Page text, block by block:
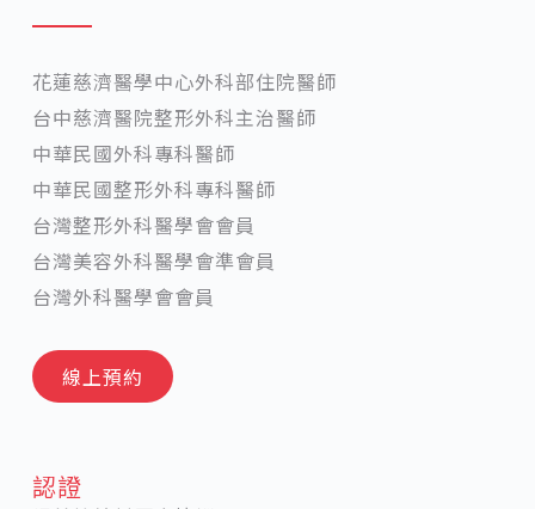
花蓮慈濟醫學中心外科部住院醫師
台中慈濟醫院整形外科主治醫師
中華民國外科專科醫師
中華民國整形外科專科醫師
台灣整形外科醫學會會員
台灣美容外科醫學會準會員
台灣外科醫學會會員
線上預約
認證